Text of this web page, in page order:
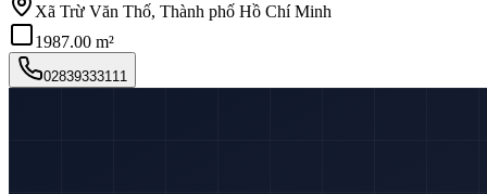
Xã Trừ Văn Thố, Thành phố Hồ Chí Minh
1987.00 m²
02839333111